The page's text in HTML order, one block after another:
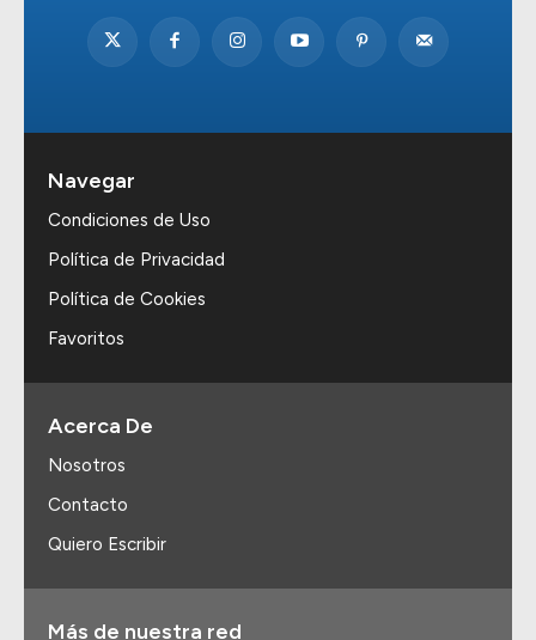
Navegar
Condiciones de Uso
Política de Privacidad
Política de Cookies
Favoritos
Acerca De
Nosotros
Contacto
Quiero Escribir
Más de nuestra red